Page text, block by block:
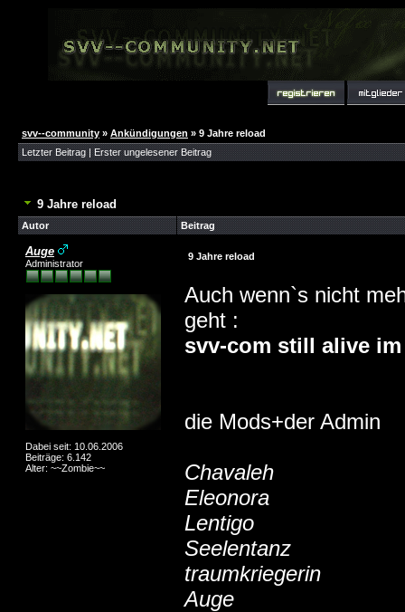
svv--community » Ankündigungen » 9 Jahre reload
Letzter Beitrag|Erster ungelesener Beitrag
9 Jahre reload
Autor Beitrag
Auge
Administrator
Dabei seit: 10.06.2006
Beiträge: 6.142
Alter: ~~Zombie~~
9 Jahre reload
Auch wenn`s nicht
geht :
svv-com still alive
die Mods+der Admin
Chavaleh
Eleonora
Lentigo
Seelentanz
traumkriegerin
Auge